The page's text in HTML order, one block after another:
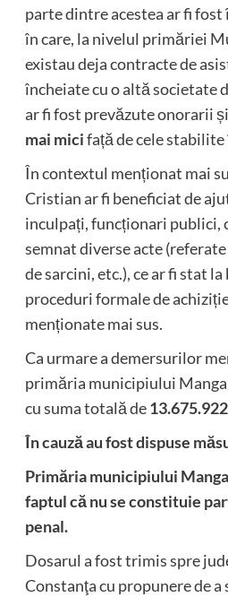
parte dintre acestea ar fi
în care, la nivelul primăriei
existau deja contracte de
încheiate cu o altă societate
ar fi fost prevăzute onorarii și
mai micifață de cele
În contextul menționat mai
Cristian ar fi beneficiat de
inculpați, funcționari publici,
semnat diverse acte
de sarcini, etc.), ce ar fi stat
proceduri formale de
menționate mai sus.
Ca urmare a demersurilor
primăria municipiului
cu suma totală de
În cauză au fost dispuse
Primăria municipiului
faptul că nu se constituie
penal.
Dosarul a fost trimis spre
Constanţa cu propunere de